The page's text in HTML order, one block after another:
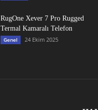
RugOne Xever 7 Pro Rugged
Termal Kamaralı Telefon
Genel 24 Ekim 2025